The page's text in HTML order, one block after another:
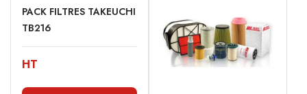
PACK FILTRES TAKEUCHI
TB216
HT